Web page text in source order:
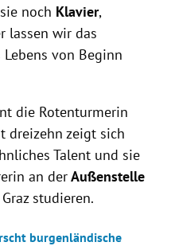
noch Klavier,
lassen wir das
von Beginn
die Rotenturmerin
dreizehn zeigt sich
Talent und sie
an derAußenstelle
studieren.
burgenländische